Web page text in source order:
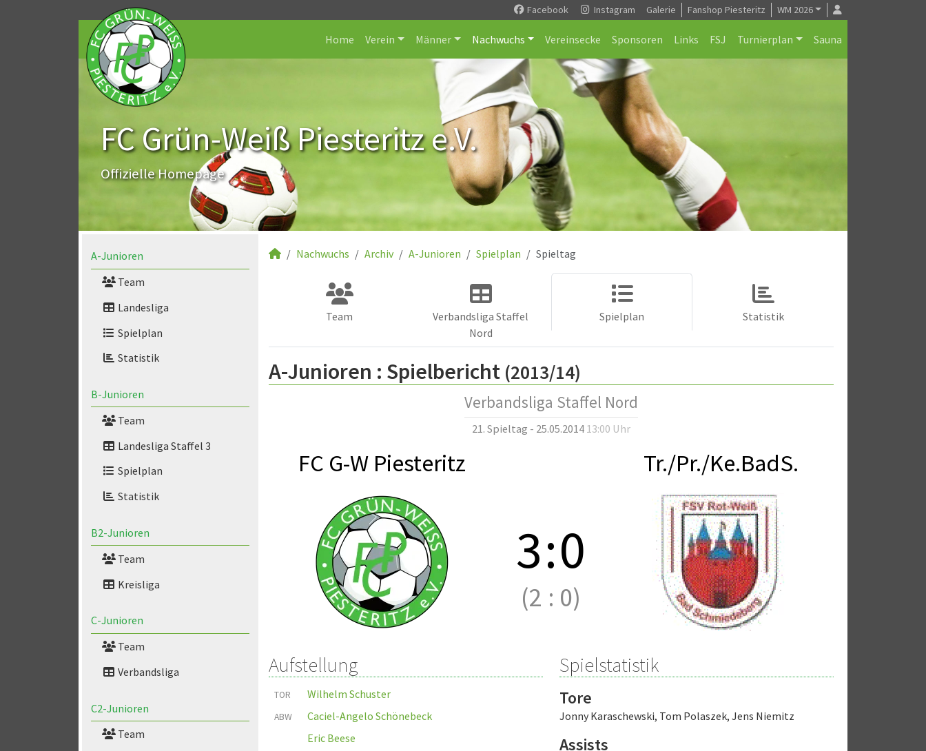
Facebook Instagram Galerie Fanshop Piesteritz WM 2026
Home Verein Männer Nachwuchs Vereinsecke Sponsoren Links FSJ Turnierplan Sauna
FC Grün-Weiß Piesteritz e.V.
Offizielle Homepage
A-Junioren
Team
Landesliga
Spielplan
Statistik
B-Junioren
Team
Landesliga Staffel 3
Spielplan
Statistik
B2-Junioren
Team
Kreisliga
C-Junioren
Team
Verbandsliga
C2-Junioren
Team
Nachwuchs Archiv A-Junioren Spielplan Spieltag
Team
Verbandsliga Staffel
Nord
Spielplan Statistik
A-Junioren : Spielbericht (2013/14)
Verbandsliga Staffel Nord
21. Spieltag - 25.05.2014 13:00 Uhr
FC G-W Piesteritz Tr./Pr./Ke.BadS.
3:0
(2 : 0)
Aufstellung
TOR Wilhelm Schuster
ABW
Caciel-Angelo Schönebeck
Eric Beese
Spielstatistik
Tore
Jonny Karaschewski, Tom Polaszek, Jens Niemitz
Assists